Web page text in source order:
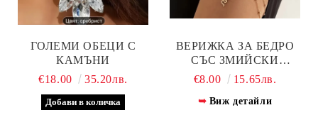
ГОЛЕМИ ОБЕЦИ С
КАМЪНИ
€18.00
35.20лв.
ВЕРИЖКА ЗА БЕДРО
СЪС ЗМИЙСКИ
МЕДАЛЬОН –
ВИЗИЯ
€8.00 15.65лв.
Виж детайли